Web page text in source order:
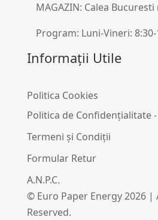
MAGAZIN: Calea Bucuresti
Program: Luni-Vineri: 8:30-
Informații Utile
Politica Cookies
Politica de Confidențialitate -
Termeni și Condiții
Formular Retur
A.N.P.C.
© Euro Paper Energy 2026 |
Reserved.